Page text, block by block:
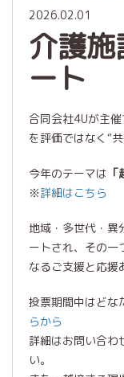
2026.02.01
介護施
ート
合同会社4Uが主
を評価ではなく“
今年のテーマは
※詳細はこちら
地域・多世代・異
ートされ、その一
なるご支援と応援
投票期間中はどな
らから
詳細はお問い合わ
い。